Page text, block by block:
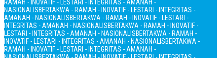
RAMAH - INOVATIF - LESTARI - INTEGRITAS - AMANAH -
NASIONALISBERTAKWA - RAMAH - INOVATIF - LESTARI - INTEGRITAS -
AMANAH - NASIONALISBERTAKWA - RAMAH - INOVATIF - LESTARI -
INTEGRITAS - AMANAH - NASIONALISBERTAKWA - RAMAH - INOVATIF -
LESTARI - INTEGRITAS - AMANAH - NASIONALISBERTAKWA - RAMAH -
INOVATIF - LESTARI - INTEGRITAS - AMANAH - NASIONALISBERTAKWA -
RAMAH - INOVATIF - LESTARI - INTEGRITAS - AMANAH -